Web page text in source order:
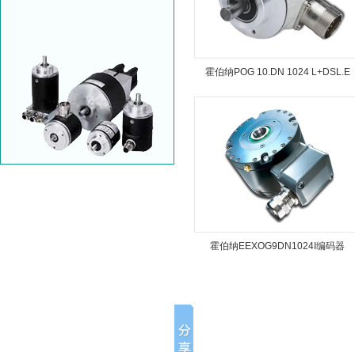
霍伯纳POG 10.DN 1024 L+DSL.E
编码器
霍伯纳EEXOG9DN1024I编码器